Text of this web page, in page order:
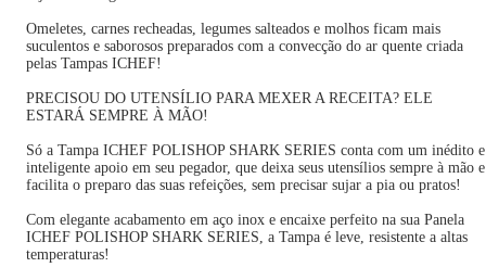
Omeletes, carnes recheadas, legumes salteados e molhos ficam mais
suculentos e saborosos preparados com a convecção do ar quente criada
pelas Tampas ICHEF!
PRECISOU DO UTENSÍLIO PARA MEXER A RECEITA? ELE
ESTARÁ SEMPRE À MÃO!
Só a Tampa ICHEF POLISHOP SHARK SERIES conta com um inédito e
inteligente apoio em seu pegador, que deixa seus utensílios sempre à mão e
facilita o preparo das suas refeições, sem precisar sujar a pia ou pratos!
Com elegante acabamento em aço inox e encaixe perfeito na sua Panela
ICHEF POLISHOP SHARK SERIES, a Tampa é leve, resistente a altas
temperaturas!